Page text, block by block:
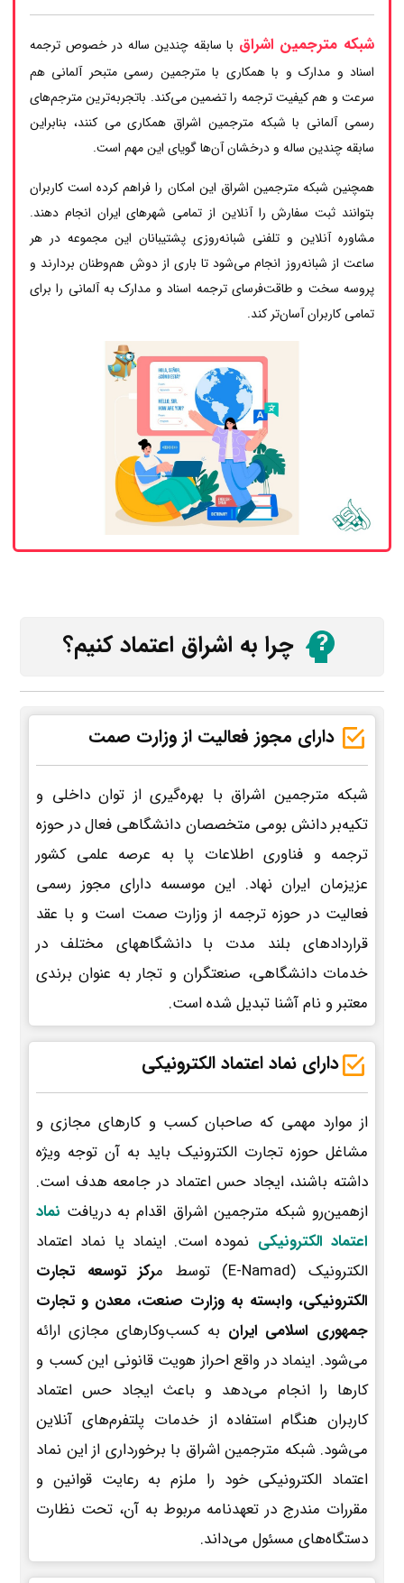
شبکه مترجمین اشراق با سابقه چندین ساله در خصوص ترجمه
اسناد و مدارک و با همکاری با مترجمین رسمی متبحر آلمانی هم
سرعت و هم کیفیت ترجمه را تضمین می‌کند. باتجربه‌ترین مترجم‌های
رسمی آلمانی با شبکه مترجمین اشراق همکاری می کنند، بنابراین
سابقه چندین ساله و درخشان آن‌ها گویای این مهم است.
همچنین شبکه مترجمین اشراق این امکان را فراهم کرده است کاربران
بتوانند ثبت سفارش را آنلاین از تمامی شهرهای ایران انجام دهند.
مشاوره آنلاین و تلفنی شبانه‌روزی پشتیبانان این مجموعه در هر
ساعت از شبانه‌روز انجام می‌شود تا باری از دوش هم‌وطنان بردارند و
پروسه سخت و طاقت‌فرسای ترجمه اسناد و مدارک به آلمانی را برای
تمامی کاربران آسان‌تر کند.
چرا به اشراق اعتماد کنیم؟
دارای مجوز فعالیت از وزارت صمت
شبکه مترجمین اشراق با بهره‌گیری از توان داخلی و
تکیه‌بر دانش بومی متخصصان دانشگاهی فعال در حوزه
ترجمه و فناوری اطلاعات پا به عرصه علمی کشور
عزیزمان ایران نهاد. این موسسه دارای مجوز رسمی
فعالیت در حوزه ترجمه از وزارت صمت است و با عقد
قراردادهای بلند مدت با دانشگاههای مختلف در
خدمات دانشگاهی، صنعتگران و تجار به عنوان برندی
معتبر و نام آشنا تبدیل شده است.
دارای نماد اعتماد الکترونیکی
از موارد مهمی که صاحبان کسب و کارهای مجازی و
مشاغل حوزه تجارت الکترونیک باید به آن توجه ویژه
داشته باشند، ایجاد حس اعتماد در جامعه هدف است.
ازهمین‌رو شبکه مترجمین اشراق اقدام به دریافت نماد
اعتماد الکترونیکی نموده است. اینماد یا نماد اعتماد
الکترونیک (E-Namad) توسط م
رکز توسعه تجارت
الکترونیکی، وابسته به وزارت صنعت، معدن و تجارت
جمهوری اسلامی ایران به کسب‌وکارهای مجازی ارائه
می‌شود. اینماد در واقع احراز هویت قانونی این کسب و
کارها را انجام می‌دهد و باعث ایجاد حس اعتماد
کاربران هنگام استفاده از خدمات پلتفرم‌های آنلاین
می‌شود. شبکه مترجمین اشراق با برخورداری از این نماد
اعتماد الکترونیکی خود را ملزم به رعایت قوانین و
مقررات مندرج در تعهدنامه مربوط به آن، تحت نظارت
دستگاه‌های مسئول می‌داند.